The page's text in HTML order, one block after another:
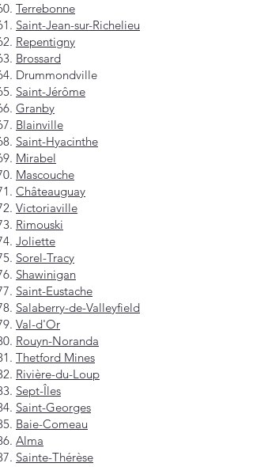
Terrebonne
Saint-Jean-sur-Richelieu
Repentigny
Brossard
Drummondville
Saint-Jérôme
Granby
Blainville
Saint-Hyacinthe
Mirabel
Mascouche
Châteauguay
Victoriaville
Rimouski
Joliette
Sorel-Tracy
Shawinigan
Saint-Eustache
Salaberry-de-Valleyfield
Val-d'Or
Rouyn-Noranda
Thetford Mines
Rivière-du-Loup
Sept-Îles
Saint-Georges
Baie-Comeau
Alma
Sainte-Thérèse